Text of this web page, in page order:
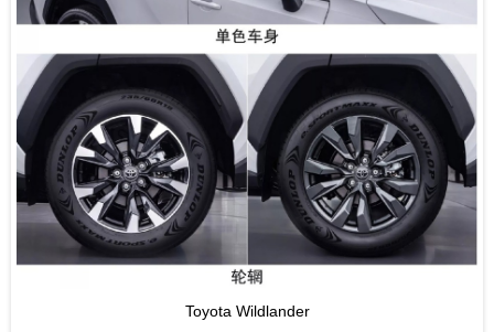
Toyota Wildlander